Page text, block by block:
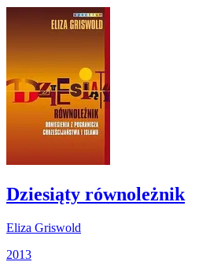
Dziesiąty równoleżnik
Eliza Griswold
2013